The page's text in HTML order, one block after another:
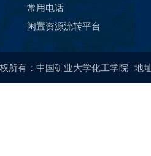
常用电话
闲置资源流转平台
所有：中国矿业大学化工学院 地